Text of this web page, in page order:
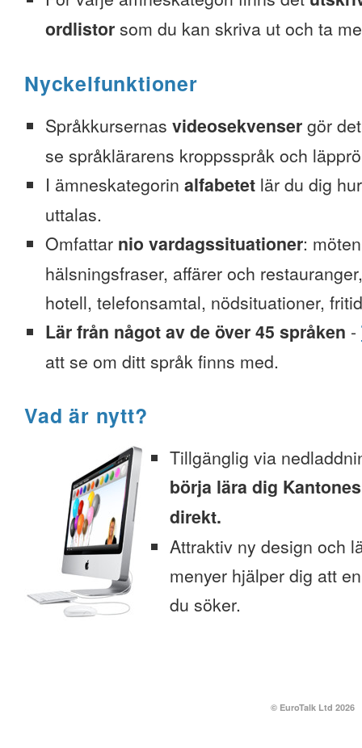
ordlistor som du kan skriva ut och ta
Nyckelfunktioner
Språkkursernas videosekvenser gör
se språklärarens kroppsspråk och
I ämneskategorin alfabetet lär du dig
uttalas.
Omfattar nio vardagssituationer:
hälsningsfraser, affärer och
hotell, telefonsamtal, nödsituationer,
Lär från något av de över 45 språken -
att se om ditt språk finns med.
Vad är nytt?
Tillgänglig via
börja lära dig
direkt.
Attraktiv ny design och
menyer hjälper dig att
du söker.
© EuroTalk Ltd 2026